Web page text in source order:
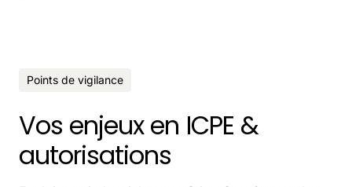
Points de vigilance
Vos enjeux en ICPE &
autorisations